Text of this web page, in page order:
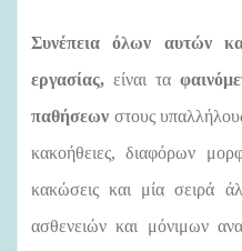
Συνέπεια όλων αυτών
εργασίας, είναι τα
παθήσεων στους
κακοήθειες, διαφόρων
κακώσεις και μία σειρά
ασθενειών και μόνιμων